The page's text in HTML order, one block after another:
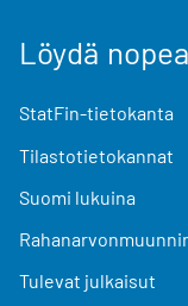
Löydä
StatFin-tietokanta
Tilastotietokannat
Suomi lukuina
Tulevat julkaisut